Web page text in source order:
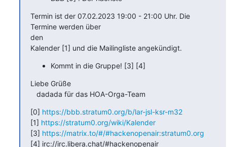
Termin ist der 07.02.2023 19:00 - 21:00 Uhr. Die
Termine werden über
den
Kalender [1] und die Mailingliste angekündigt.
Kommt in die Gruppe! [3] [4]
Liebe Grüße
dadada für das HOA-Orga-Team
[0] https://bbb.stratum0.org/b/lar-jsl-ksr-m32
[1] https://stratum0.org/wiki/Kalender
[3] https://matrix.to/#/#hackenopenair:stratum0.org
[4] irc://irc.libera.chat/#hackenopenair